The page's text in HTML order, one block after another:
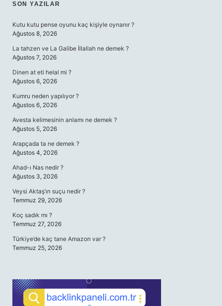
SIDEBAR
SON YAZILAR
Kutu kutu pense oyunu kaç kişiyle oynanır ?
Ağustos 8, 2026
La tahzen ve La Galibe İllallah ne demek ?
Ağustos 7, 2026
Dinen at eti helal mi ?
Ağustos 6, 2026
Kumru neden yapılıyor ?
Ağustos 6, 2026
Avesta kelimesinin anlamı ne demek ?
Ağustos 5, 2026
Arapçada ta ne demek ?
Ağustos 4, 2026
Ahad-ı Nas nedir ?
Ağustos 3, 2026
Veysi Aktaş’ın suçu nedir ?
Temmuz 29, 2026
Koç sadık mı ?
Temmuz 27, 2026
Türkiye’de kaç tane Amazon var ?
Temmuz 25, 2026